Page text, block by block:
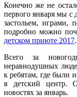
Конечно же не
первого января мы с
застольем, играми,
подробно можно
детском приюте 2017.
Всего за
неравнодушных
к ребятам, где были
в детский центр.
новостях за январь.